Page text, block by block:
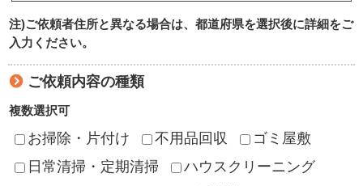
注)ご依頼者住所と異なる場合は、都道府県を選択後に詳細をご
入力ください。
ご依頼内容の種類
複数選択可
お掃除・片付け 不用品回収
ゴミ屋敷
日常清掃・定期清掃
ハウスクリーニング